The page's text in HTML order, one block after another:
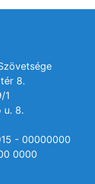
8.
1
u. 8.
- 00000000
0000